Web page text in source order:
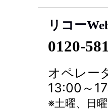
リコー
0120-
オペレー
13:00～
※土曜、日